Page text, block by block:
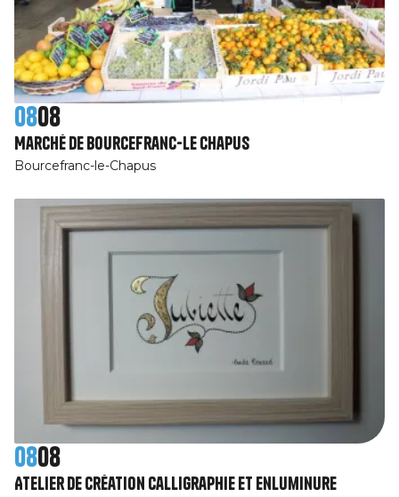
0808
Marché de Bourcefranc-Le Chapus
Bourcefranc-le-Chapus
0808
Atelier de création calligraphie et enluminure